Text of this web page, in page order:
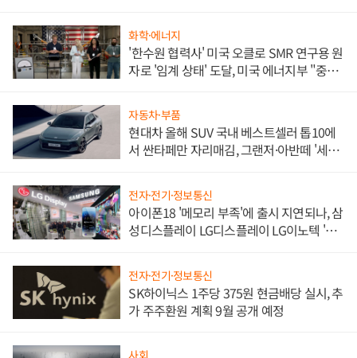
화학·에너지
'한수원 협력사' 미국 오클로 SMR 연구용 원
자로 '임계 상태' 도달, 미국 에너지부 "중요
자동차·부품
현대차 올해 SUV 국내 베스트셀러 톱10에
서 싼타페만 자리매김, 그랜저·아반떼 '세단
전자·전기·정보통신
아이폰18 '메모리 부족'에 출시 지연되나, 삼
성디스플레이 LG디스플레이 LG이노텍 '탈
전자·전기·정보통신
SK하이닉스 1주당 375원 현금배당 실시, 추
가 주주환원 계획 9월 공개 예정